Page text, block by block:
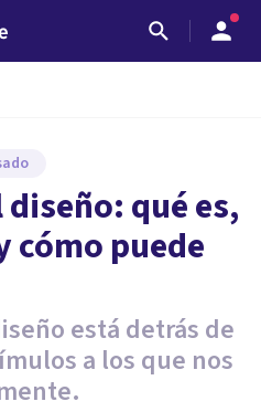
qué es,
cómo puede
está detrás de
a los que nos